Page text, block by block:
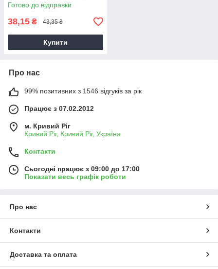
ручна
Готово до відправки
38,15 ₴ 43,35 ₴
Купити
Про нас
99% позитивних з 1546 відгуків за рік
Працює з 07.02.2012
м. Кривий Ріг
Кривий Ріг, Кривий Ріг, Україна
Контакти
Сьогодні працює з 09:00 до 17:00
Показати весь графік роботи
Про нас
Контакти
Доставка та оплата